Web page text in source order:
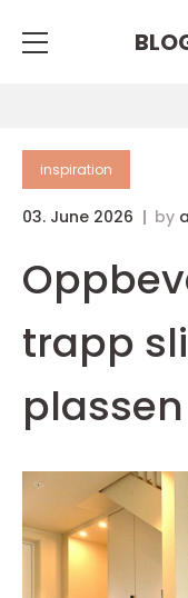
inspiration
03. June 2026 by
trapp